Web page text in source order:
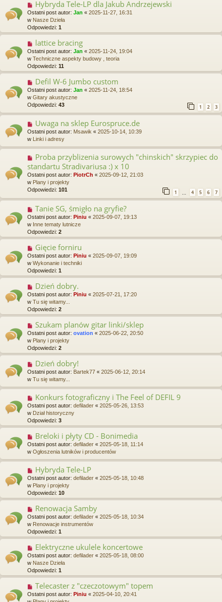
s
t
N
o
w
y
p
o
s
t
Hybryda Tele-LP dla Jakub Andrzejewski
Ostatni post autor: Jan « 2025-11-27, 16:31
w Nasze Dzieła
Odpowiedzi: 1
N
o
w
y
p
o
s
t
lattice bracing
Ostatni post autor: Jan « 2025-11-24, 19:04
w Techniczne aspekty budowy , teoria
Odpowiedzi: 11
N
o
w
y
p
o
s
t
Defil W-6 Jumbo custom
Ostatni post autor: Jan « 2025-11-24, 18:54
w Gitary akustyczne
Odpowiedzi: 43 1 2 3
N
o
w
o
s
t
Uwaga na sklep Eurospruce.de
Ostatni post autor: Msawik « 2025-10-14, 10:39
w Linki i adresy
N
w
y
p
o
s
Proba przyblizenia surowych "chinskich" skrzypiec do
standartu Stradivariusa :) x 10
Ostatni post autor: PiotrCh « 2025-09-12, 21:03
w Plany i projekty
Odpowiedzi: 101 1 4 5 6 7
N
o
w
y
p
t
Tanie SG, śmigło na gryfie?
Ostatni post autor: Piniu « 2025-09-07, 19:13
w Inne tematy lutnicze
Odpowiedzi: 2
N
o
w
y
p
o
s
t
Gięcie forniru
Ostatni post autor: Piniu « 2025-09-07, 19:09
w Wykonanie i techniki
Odpowiedzi: 1
N
o
w
y
p
o
s
t
Dzień dobry.
Ostatni post autor: Piniu « 2025-07-21, 17:20
w Tu się witamy...
Odpowiedzi: 2
N
o
w
y
p
o
s
t
Szukam planów gitar linki/sklep
Ostatni post autor: ovation « 2025-06-22, 20:50
w Plany i projekty
Odpowiedzi: 2
N
o
w
o
s
t
Dzień dobry!
Ostatni post autor: Bartek77 « 2025-06-12, 20:14
w Tu się witamy...
N
o
w
y
p
o
s
t
Konkurs fotograficzny i The Feel of DEFIL 9
Ostatni post autor: defilader « 2025-05-26, 13:53
w Dział historyczny
Odpowiedzi: 3
N
o
w
o
s
t
Breloki i płyty CD - Bonimedia
Ostatni post autor: defilader « 2025-05-18, 11:14
w Ogłoszenia lutników i producentów
N
o
w
y
p
o
s
t
Hybryda Tele-LP
Ostatni post autor: defilader « 2025-05-18, 10:48
w Plany i projekty
Odpowiedzi: 10
N
o
w
y
p
o
s
t
Renowacja Samby
Ostatni post autor: defilader « 2025-05-18, 10:34
w Renowacje instrumentów
Odpowiedzi: 1
N
o
w
y
p
o
t
Elektryczne ukulele koncertowe
Ostatni post autor: defilader « 2025-05-18, 08:00
w Nasze Dzieła
Odpowiedzi: 1
N
o
w
Telecaster z "czeczotowym" topem
Ostatni post autor: Piniu « 2025-04-10, 20:41